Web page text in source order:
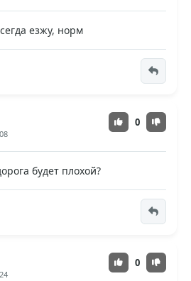
езжу, норм
0
будет плохой?
0